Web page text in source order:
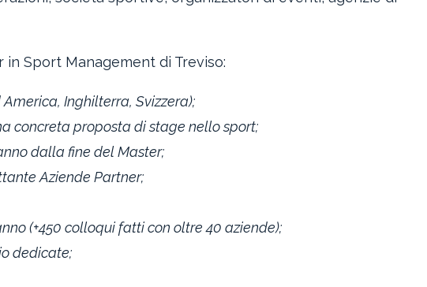
in Sport Management di Treviso:
Inghilterra, Svizzera);
concreta proposta di stage nello sport;
dalla fine del Master;
Aziende Partner;
(+450 colloqui fatti con oltre 40 aziende);
dedicate;